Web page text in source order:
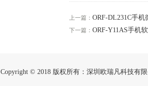
上一篇： ORF-DL231C手机
下一篇： ORF-Y11AS手机
Copyright © 2018 版权所有：深圳欧瑞凡科技有